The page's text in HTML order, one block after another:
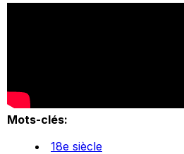
Mots-clés:
18e siècle